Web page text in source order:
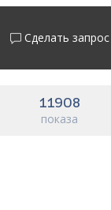
Сделать запрос
11908
показа